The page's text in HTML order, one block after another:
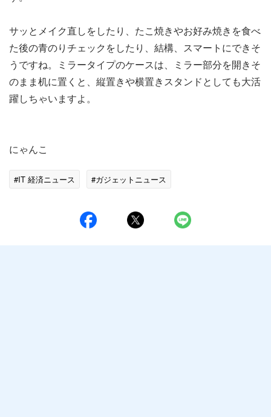
サッとメイク直しをしたり、たこ焼きやお好み焼きを食べ
た後の青のりチェックをしたり、結構、スマートにできそ
うですね。ミラータイプのケースは、ミラー部分を開きそ
のまま机に置くと、縦置きや横置きスタンドとしても大活
躍しちゃいますよ。
にゃんこ
#IT 経済ニュース #ガジェットニュース